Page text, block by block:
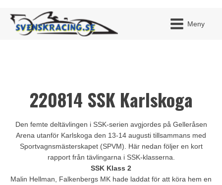
Meny
220814 SSK Karlskoga
Den femte deltävlingen i SSK-serien avgjordes på Gelleråsen
Arena utanför Karlskoga den 13-14 augusti tillsammans med
Sportvagnsmästerskapet (SPVM). Här nedan följer en kort
rapport från tävlingarna i SSK-klasserna.
SSK Klass 2
Malin Hellman, Falkenbergs MK hade laddat för att köra hem en